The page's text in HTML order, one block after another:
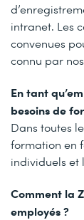
intranet. Les
convenues
connu par
En tant
besoins de
Dans toutes
formation en
individuels et
Comment la
employés ?